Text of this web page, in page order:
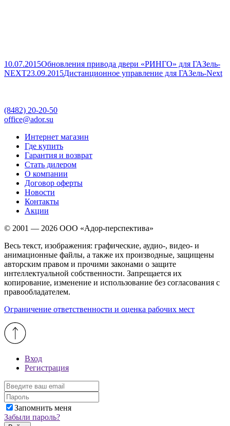
10.07.2015Обновления привода двери «РИНГО» для ГАЗель-
NEXT23.09.2015Дистанционное управление для ГАЗель-Next
(8482) 20-20-50
office@ador.su
Интернет магазин
Где купить
Гарантия и возврат
Стать дилером
О компании
Договор оферты
Новости
Контакты
Акции
© 2001 — 2026 ООО «Адор-перспектива»
Весь текст, изображения: графические, аудио-, видео- и
анимационные файлы, а также их производные, защищены
авторским правом и прочими законами о защите
интеллектуальной собственности. Запрещается их
копирование, изменение и использование без согласования с
правообладателем.
Ограничение ответственности и оценка рабочих мест
Вход
Регистрация
Запомнить меня
Забыли пароль?